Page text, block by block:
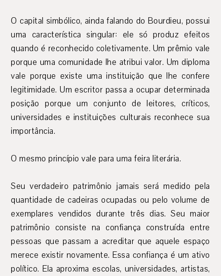
O capital simbólico, ainda falando do Bourdieu, possui
uma característica singular: ele só produz efeitos
quando é reconhecido coletivamente. Um prêmio vale
porque uma comunidade lhe atribui valor. Um diploma
vale porque existe uma instituição que lhe confere
legitimidade. Um escritor passa a ocupar determinada
posição porque um conjunto de leitores, críticos,
universidades e instituições culturais reconhece sua
importância.
O mesmo princípio vale para uma feira literária.
Seu verdadeiro patrimônio jamais será medido pela
quantidade de cadeiras ocupadas ou pelo volume de
exemplares vendidos durante três dias. Seu maior
patrimônio consiste na confiança construída entre
pessoas que passam a acreditar que aquele espaço
merece existir novamente. Essa confiança é um ativo
político. Ela aproxima escolas, universidades, artistas,